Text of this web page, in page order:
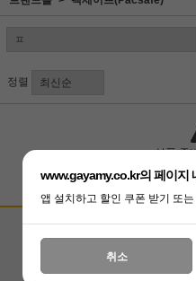
정렬
상품 준
고객상담센터
온라인 : 02-3409-0337
직영매장 : 02-3409-0339
www.gayamy.co.kr의 페이지
앱 설치하고 할인 쿠폰 받기 또는
취소